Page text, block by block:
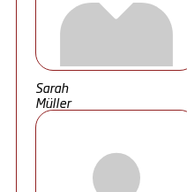
Sarah
Müller